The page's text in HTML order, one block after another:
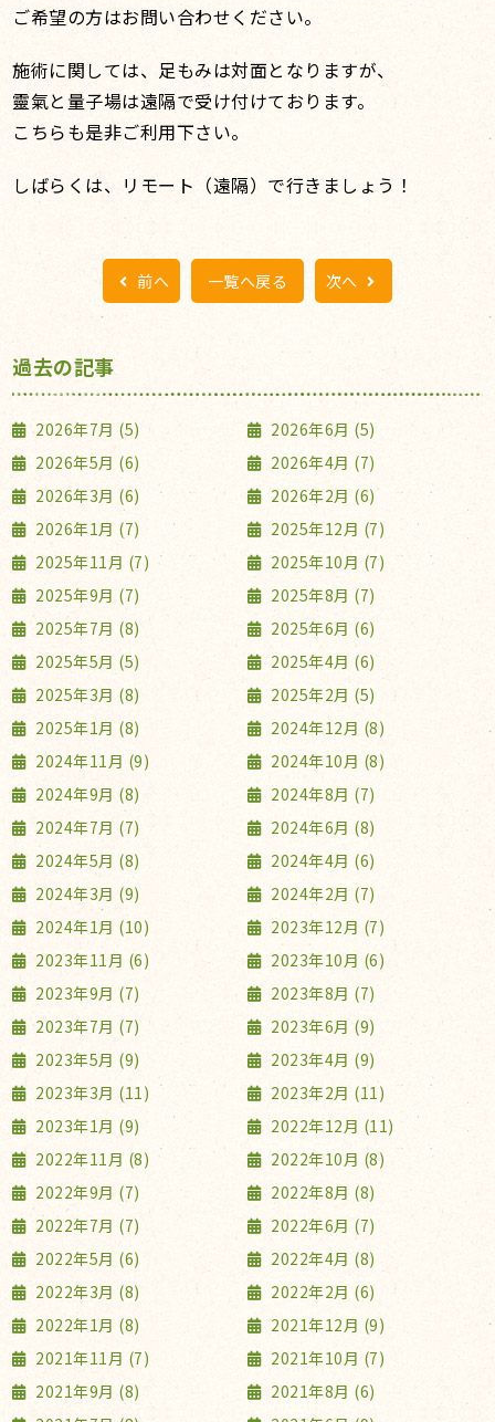
ご希望の方はお問い合わせください。
施術に関しては、足もみは対面となりますが、
靈氣と量子場は遠隔で受け付けております。
こちらも是非ご利用下さい。
しばらくは、リモート（遠隔）で行きましょう！
前へ 一覧へ戻る 次へ
過去の記事
2026年7月 (5)
2026年6月 (5)
2026年5月 (6)
2026年4月 (7)
2026年3月 (6)
2026年2月 (6)
2026年1月 (7)
2025年12月 (7)
2025年11月 (7)
2025年10月 (7)
2025年9月 (7)
2025年8月 (7)
2025年7月 (8)
2025年6月 (6)
2025年5月 (5)
2025年4月 (6)
2025年3月 (8)
2025年2月 (5)
2025年1月 (8)
2024年12月 (8)
2024年11月 (9)
2024年10月 (8)
2024年9月 (8)
2024年8月 (7)
2024年7月 (7)
2024年6月 (8)
2024年5月 (8)
2024年4月 (6)
2024年3月 (9)
2024年2月 (7)
2024年1月 (10)
2023年12月 (7)
2023年11月 (6)
2023年10月 (6)
2023年9月 (7)
2023年8月 (7)
2023年7月 (7)
2023年6月 (9)
2023年5月 (9)
2023年4月 (9)
2023年3月 (11)
2023年2月 (11)
2023年1月 (9)
2022年12月 (11)
2022年11月 (8)
2022年10月 (8)
2022年9月 (7)
2022年8月 (8)
2022年7月 (7)
2022年6月 (7)
2022年5月 (6)
2022年4月 (8)
2022年3月 (8)
2022年2月 (6)
2022年1月 (8)
2021年12月 (9)
2021年11月 (7)
2021年10月 (7)
2021年9月 (8)
2021年8月 (6)